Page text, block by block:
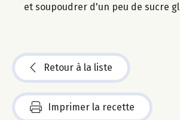
et soupoudrer d'un peu de sucre
Retour à la liste
Imprimer la recette